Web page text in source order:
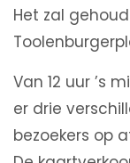
Het zal
Van 12 uur ’s
er drie
bezoekers op